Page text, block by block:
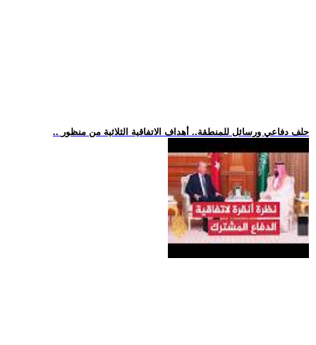
.. حلف دفاعي ورسائل للمنطقة.. أهداف الاتفاقية الثلاثية من منظور